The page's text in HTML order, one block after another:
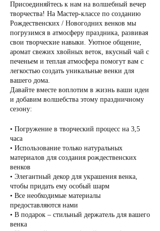
Присоединяйтесь к нам на волшебный вечер
творчества! На Мастер-классе по созданию
Рождественских / Новогодних венков мы
погрузимся в атмосферу праздника, развивая
свои творческие навыки. Уютное общение,
аромат свежих хвойных веток, вкусный чай с
печеньем и теплая атмосфера помогут вам с
легкостью создать уникальные венки для
вашего дома.
Давайте вместе воплотим в жизнь ваши идеи
и добавим волшебства этому праздничному
сезону:
• Погружение в творческий процесс на 3,5
часа
• Использование только натуральных
материалов для создания рождественских
венков
• Элегантный декор для украшения венка,
чтобы придать ему особый шарм
• Все необходимые материалы
предоставляются нами
• В подарок – стильный держатель для вашего
венка